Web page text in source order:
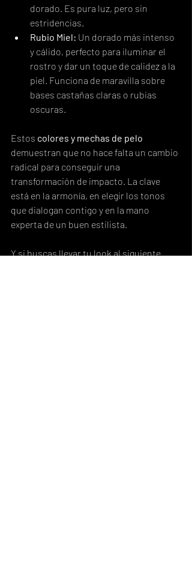
dorado. Es pura luz, pero sin
estridencias.
Rubio Miel: Un dorado más intenso
y cálido, perfecto para iluminar el
rostro y dar un toque de calidez a la
piel. Funciona de maravilla sobre
bases castañas claras o rubias
oscuras.
Estos colores y mechas de pelo
demuestran que no hace falta un cambio
radical para conseguir una
transformación de impacto. La clave
está en la armonía, en elegir los tonos
que dialogan contigo y en la mano
experta de un buen estilista.
Y si buscas llevar tu look al siguiente